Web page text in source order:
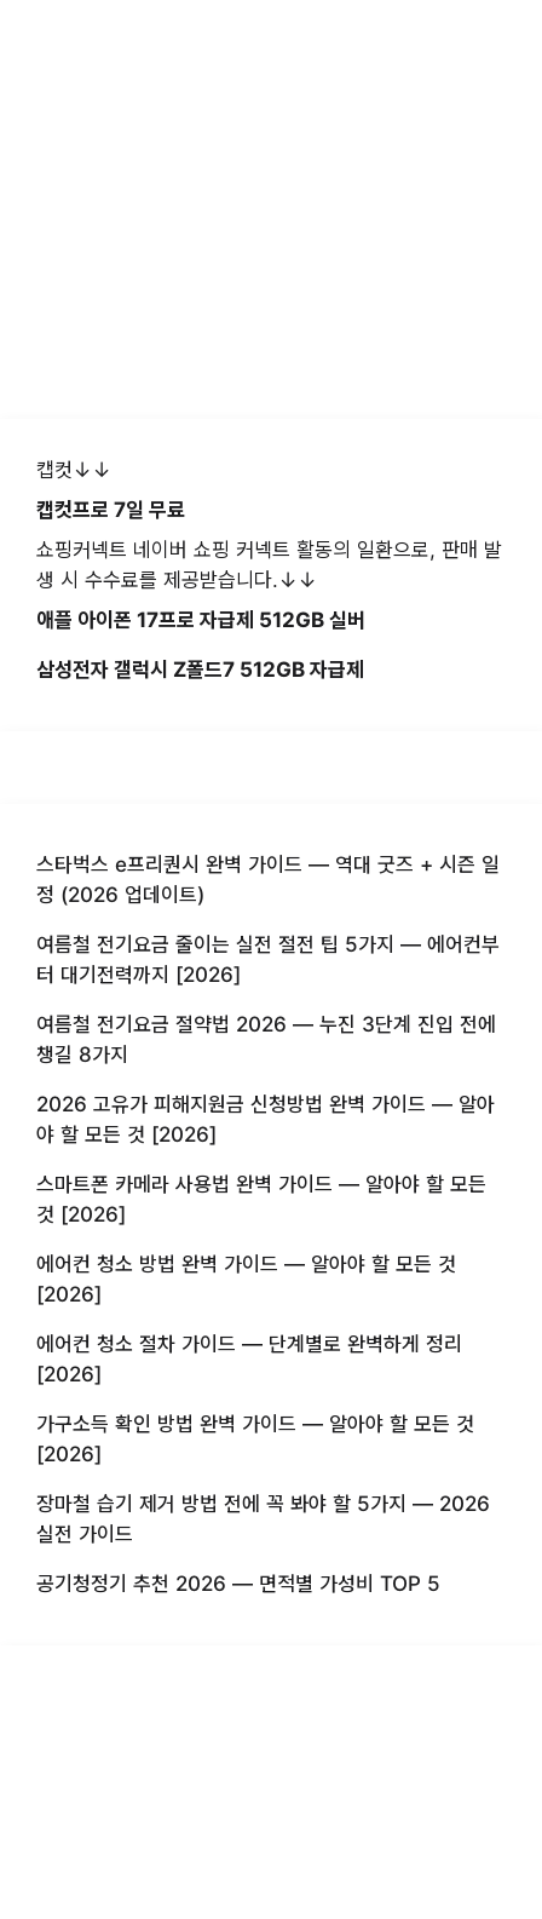
캡컷↓↓
캡컷프로 7일 무료
쇼핑커넥트 네이버 쇼핑 커넥트 활동의 일환으로, 판매 발
생 시 수수료를 제공받습니다.↓↓
애플 아이폰 17프로 자급제 512GB 실버
삼성전자 갤럭시 Z폴드7 512GB 자급제
스타벅스 e프리퀀시 완벽 가이드 — 역대 굿즈 + 시즌 일
정 (2026 업데이트)
여름철 전기요금 줄이는 실전 절전 팁 5가지 — 에어컨부
터 대기전력까지 [2026]
여름철 전기요금 절약법 2026 — 누진 3단계 진입 전에
챙길 8가지
2026 고유가 피해지원금 신청방법 완벽 가이드 — 알아
야 할 모든 것 [2026]
스마트폰 카메라 사용법 완벽 가이드 — 알아야 할 모든
것 [2026]
에어컨 청소 방법 완벽 가이드 — 알아야 할 모든 것
[2026]
에어컨 청소 절차 가이드 — 단계별로 완벽하게 정리
[2026]
가구소득 확인 방법 완벽 가이드 — 알아야 할 모든 것
[2026]
장마철 습기 제거 방법 전에 꼭 봐야 할 5가지 — 2026
실전 가이드
공기청정기 추천 2026 — 면적별 가성비 TOP 5